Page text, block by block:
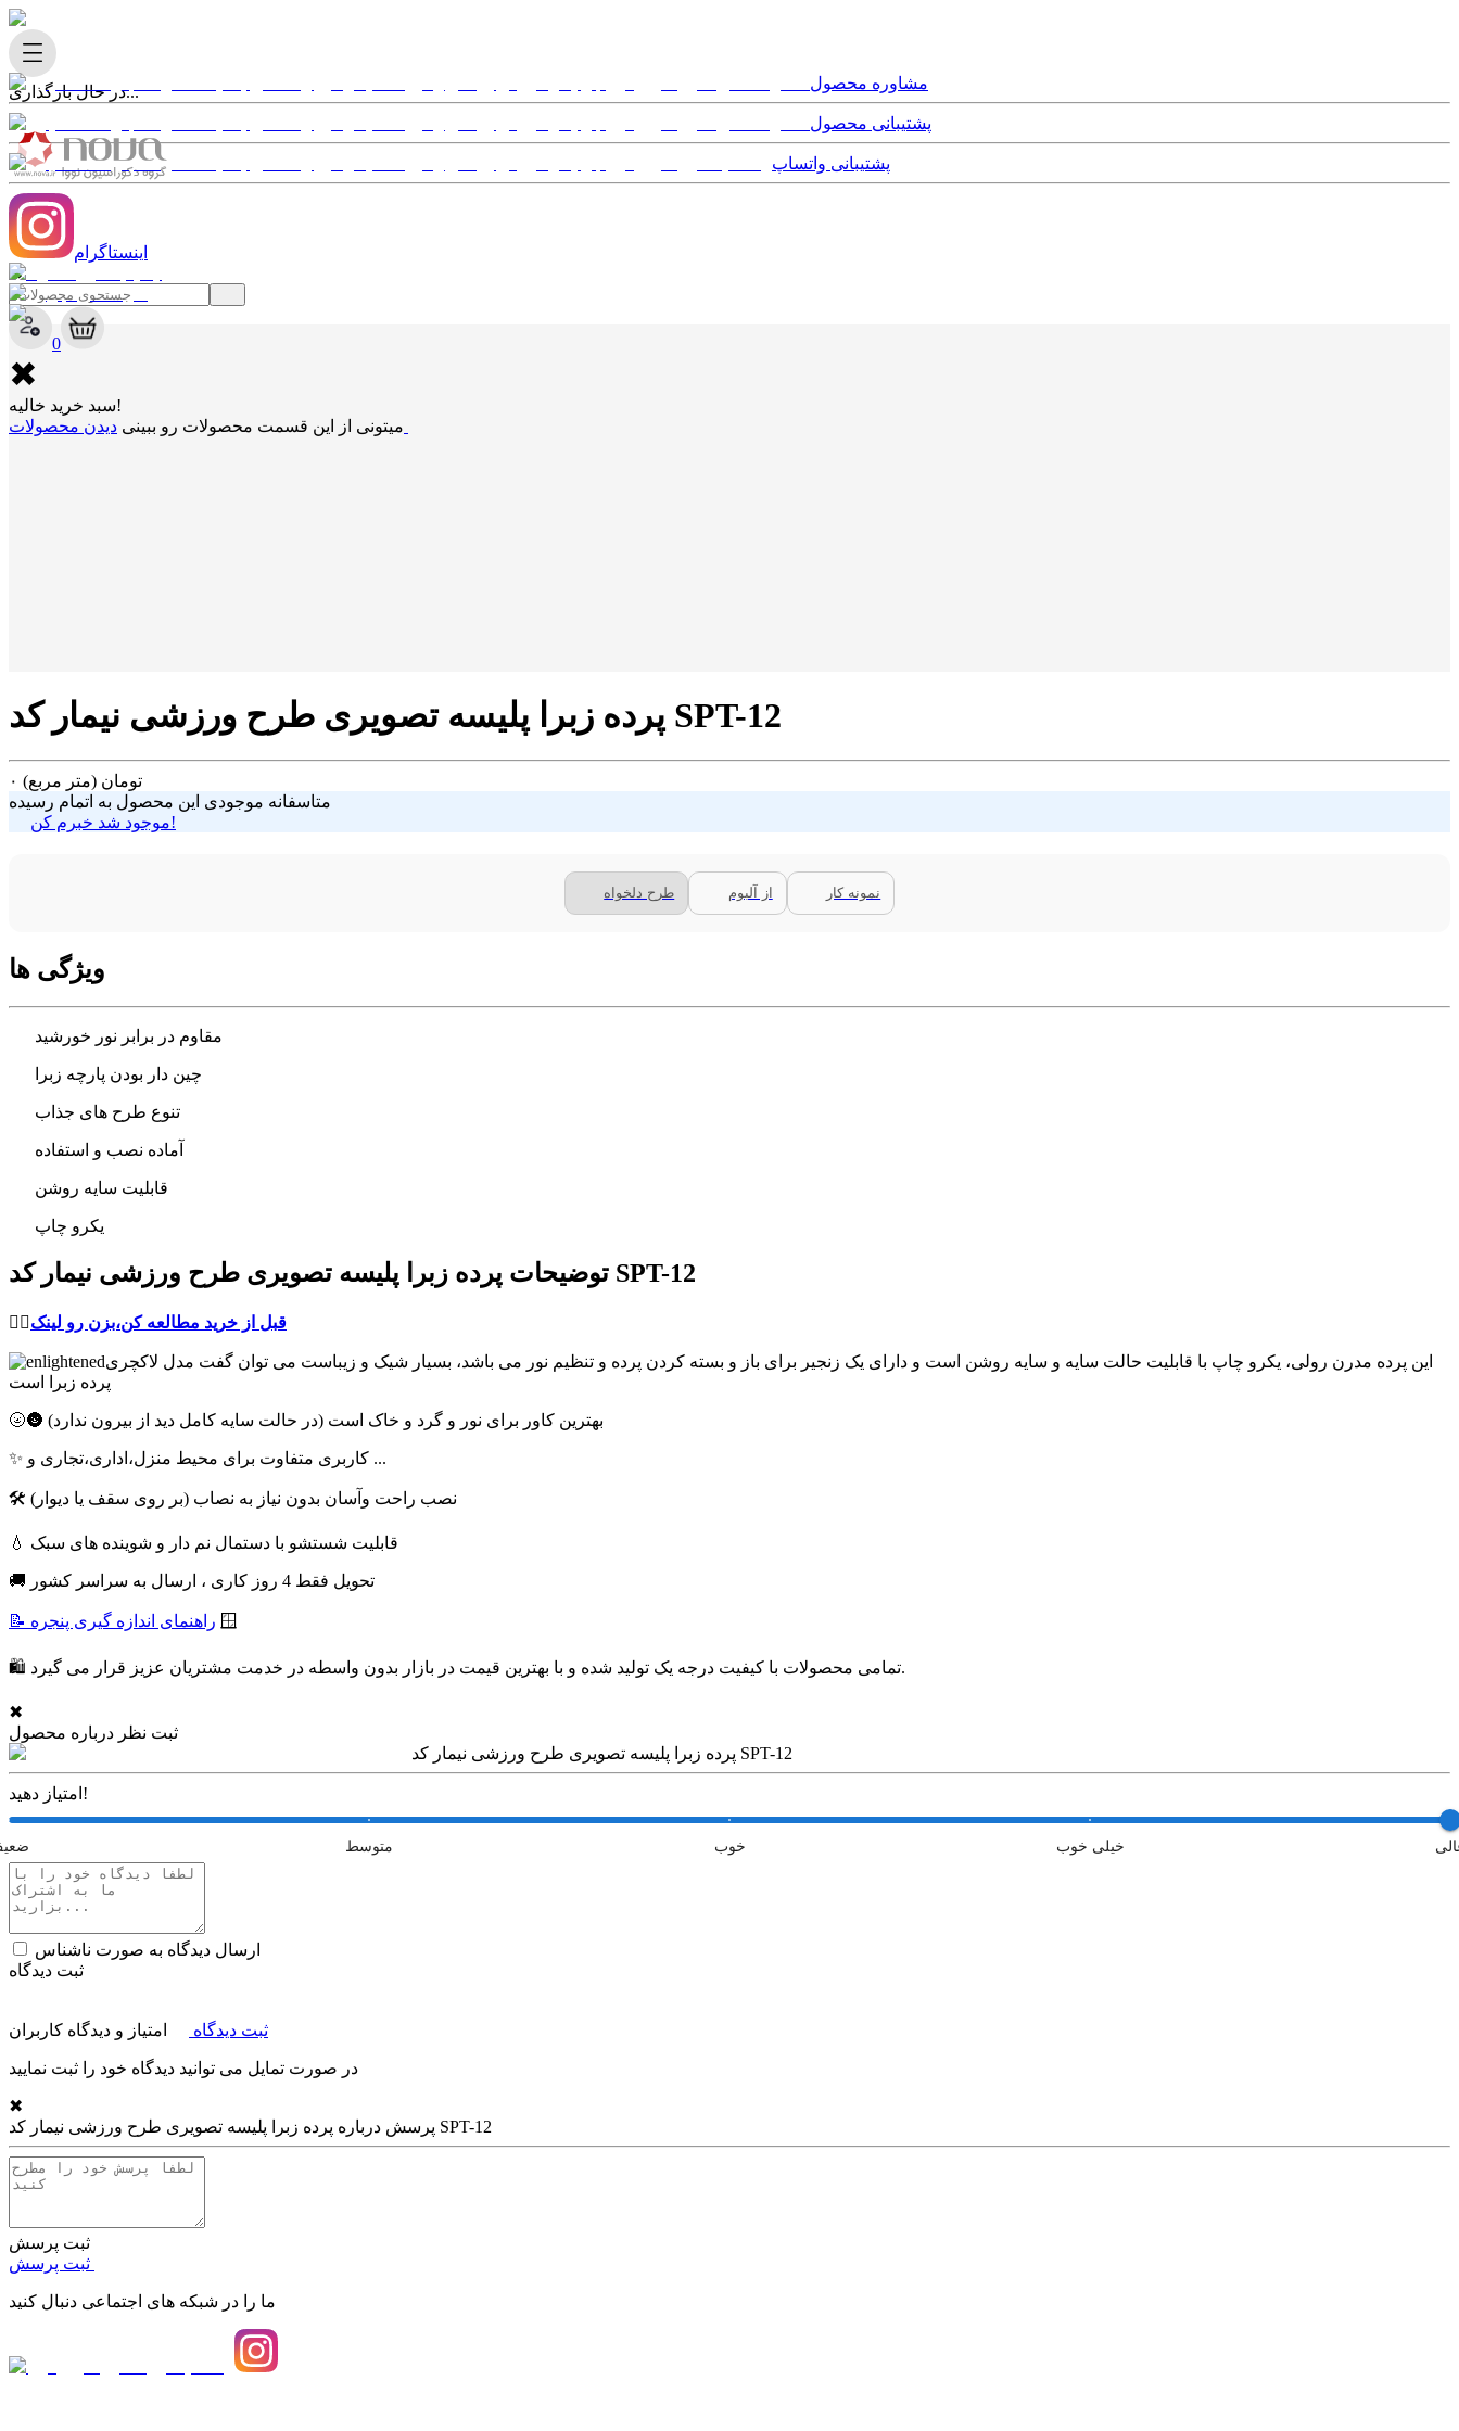
در حال بارگذاری...
✖
0
✖
سبد خرید خالیه!
میتونی از این قسمت محصولات رو ببینی
مشاوره محصول
پشتیبانی محصول
پشتیبانی واتساپ
اینستاگرام
پرده زبرا پلیسه تصویری طرح ورزشی نیمار کد SPT-12
۰ تومان (متر مربع)
متاسفانه موجودی این محصول به اتمام رسیده
موجود شد خبرم کن!
طرح دلخواه از آلبوم نمونه کار
ویژگی ها
مقاوم در برابر نور خورشید
چین دار بودن پارچه زبرا
تنوع طرح های جذاب
آماده نصب و استفاده
قابلیت سایه روشن
یکرو چاپ
توضیحات پرده زبرا پلیسه تصویری طرح ورزشی نیمار کد SPT-12
👈🏻قبل از خرید مطالعه کن،بزن رو لینک
این پرده مدرن رولی، یکرو چاپ با قابلیت حالت سایه و سایه روشن است و دارای یک زنجیر برای باز و بسته کردن پرده و تنظیم نور می باشد، بسیار شیک و زیباست می توان گفت مدل لاکچری
پرده زبرا است
🌝🌚 بهترین کاور برای نور و گرد و خاک است (در حالت سایه کامل دید از بیرون ندارد)
✨ کاربری متفاوت برای محیط منزل،اداری،تجاری و ...
🛠 نصب راحت وآسان بدون نیاز به نصاب (بر روی سقف یا دیوار)
💧 قابلیت شستشو با دستمال نم دار و شوینده های سبک
🚚 تحویل فقط 4 روز کاری ، ارسال به سراسر کشور
📝 راهنمای اندازه گیری پنجره 🪟
🛍 تمامی محصولات با کیفیت درجه یک تولید شده و با بهترین قیمت در بازار بدون واسطه در خدمت مشتریان عزیز قرار می گیرد.
✖
ثبت نظر درباره محصول
پرده زبرا پلیسه تصویری طرح ورزشی نیمار کد SPT-12
امتیاز دهید!
متوسط خوب خیلی خوب
ارسال دیدگاه به صورت ناشناس
ثبت دیدگاه
ثبت دیدگاه امتیاز و دیدگاه کاربران
در صورت تمایل می توانید دیدگاه خود را ثبت نمایید
✖
پرسش درباره پرده زبرا پلیسه تصویری طرح ورزشی نیمار کد SPT-12
ثبت پرسش
ما را در شبکه های اجتماعی دنبال کنید